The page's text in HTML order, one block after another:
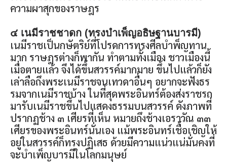
ความผาสุกของราษฎร
๔ เนมีราชชาดก (ทรงบำเพ็ญอธิษฐานบารมี)
เนมีราชเป็นกษัตริย์ที่โปรดการทรงศีลบำพ็ญทาน
มาก ราษฎรต่างก็พากัน ทำตามทั้งเมือง ชาวเมืองนี้
เมื่อตายแล้ว จึงได้ขึ้นสวรรค์มากมาย ขึ้นไปแล้วก็ยัง
เล่าลือถึงพระเนมีราชจนเทวดาอื่นๆ อยากจะฟังธร
รมจากเนมีราชบ้าง ในที่สุดพระอินทร์ต้องส่งราชรถ
มารับเนมีราชขึ้นไปแสดงธรรมบนสวรรค์ ดังภาพที่
ปรากฏช้าง ๓ เศียรที่เห็น หมายถึงช้างเอราวัณ ๓๓
เศียรของพระอินทร์นั่นเอง แม้พระอินทร์เชื้อเชิญให้
อยู่ในสวรรค์ก็ทรงปฏิเสธ ด้วยมีความแน่วแน่มั่นคงที่
จะบำเพ็ญบารมีในโลกมนุษย์